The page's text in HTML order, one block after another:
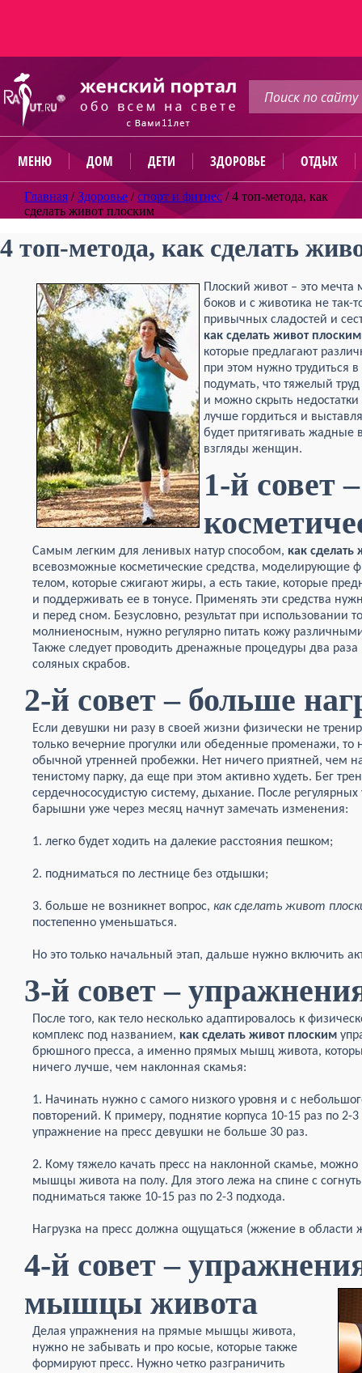
МЕНЮ ДОМ ДЕТИ ЗДОРОВЬЕ ОТДЫХ
Главная /Здоровье /спорт и фитнес /4 топ-метода, как
сделать живот плоским
4 топ-метода, как сделать
Плоский живот – это
боков и с животика не так-
привычных сладостей и
как сделать живот плоским
которые предлагают
при этом нужно трудиться
подумать, что тяжелый
и можно скрыть
лучше гордиться и
будет притягивать жадные
взгляды женщин.
1-й совет –
Самым легким для ленивых натур способом, как
всевозможные косметические средства, моделирующие
телом, которые сжигают жиры, а есть такие, которые
и поддерживать ее в тонусе. Применять эти средства
и перед сном. Безусловно, результат при использовании
молниеносным, нужно регулярно питать кожу
Также следует проводить дренажные процедуры два
соляных скрабов.
2-й совет – больше
Если девушки ни разу в своей жизни физически не
только вечерние прогулки или обеденные променажи,
обычной утренней пробежки. Нет ничего приятней, чем
тенистому парку, да еще при этом активно худеть. Бег
сердечнососудистую систему, дыхание. После
барышни уже через месяц начнут замечать изменения:
1. легко будет ходить на далекие расстояния пешком;
2. подниматься по лестнице без отдышки;
3. больше не возникнет вопрос, как сделать живот
постепенно уменьшаться.
Но это только начальный этап, дальше нужно включить
3-й совет –
После того, как тело несколько адаптировалось к
комплекс под названием, как сделать живот плоским
брюшного пресса, а именно прямых мышц живота,
ничего лучше, чем наклонная скамья:
1. Начинать нужно с самого низкого уровня и с
повторений. К примеру, поднятие корпуса 10-15 раз по 2-3
упражнение на пресс девушки не больше 30 раз.
2. Кому тяжело качать пресс на наклонной скамье,
мышцы живота на полу. Для этого лежа на спине с
подниматься также 10-15 раз по 2-3 подхода.
Нагрузка на пресс должна ощущаться (жжение в области
4-й совет –
мышцы живота
Делая упражнения на прямые мышцы живота,
нужно не забывать и про косые, которые также
формируют пресс. Нужно четко разграничить